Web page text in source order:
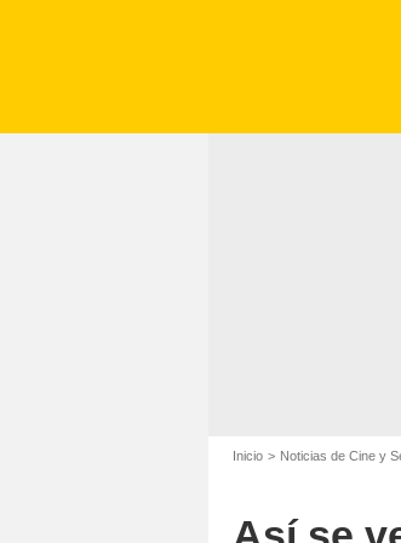
Inicio Noticias de Cine y